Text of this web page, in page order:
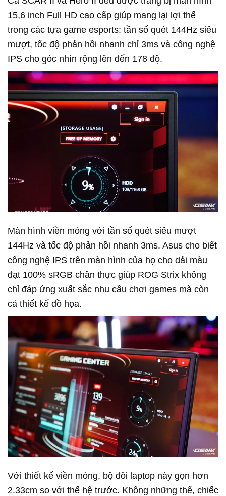
15,6 inch Full HD cao cấp giúp mang lại lợi thế
trong các tựa game esports: tần số quét 144Hz siêu
mượt, tốc độ phản hồi nhanh chỉ 3ms và công nghệ
IPS cho góc nhìn rộng lên đến 178 độ.
Màn hình viền mỏng với tần số quét siêu mượt
144Hz và tốc độ phản hồi nhanh 3ms. Asus cho biết
công nghệ IPS trên màn hình của họ cho dải màu
đạt 100% sRGB chân thực giúp ROG Strix không
chỉ đáp ứng xuất sắc nhu cầu chơi games mà còn
cả thiết kế đồ họa.
Với thiết kế viền mỏng, bộ đôi laptop này gọn hơn
2.33cm so với thế hệ trước. Không những thế, chiếc